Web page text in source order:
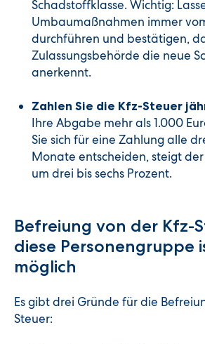
Schadstoffklasse. Wichtig:
Umbaumaßnahmen immer
durchführen und bestätigen,
Zulassungsbehörde die neue
anerkennt.
Zahlen Sie die Kfz-Steuer
Ihre Abgabe mehr als 1.000
Sie sich für eine Zahlung alle
Monate entscheiden, steigt
um drei bis sechs Prozent.
Befreiung von der Kfz-
diese Personengruppe
möglich
Es gibt drei Gründe für die
Steuer: